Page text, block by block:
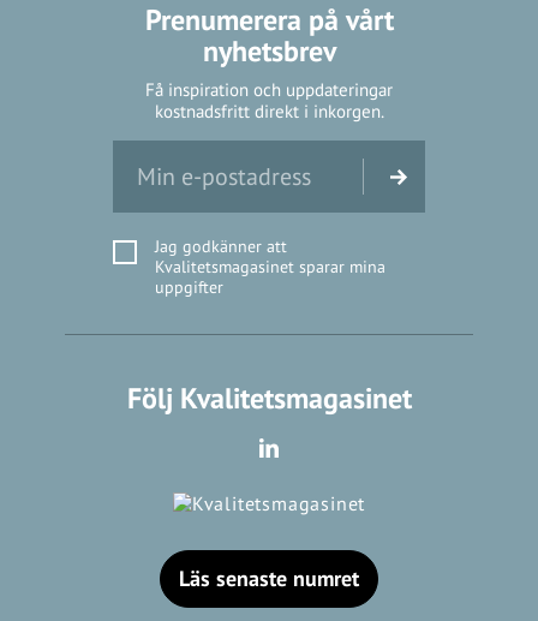
Prenumerera på vårt
nyhetsbrev
Få inspiration och uppdateringar
kostnadsfritt direkt i inkorgen.
Jag godkänner att
Kvalitetsmagasinet sparar mina
uppgifter
Följ Kvalitetsmagasinet
Läs senaste numret